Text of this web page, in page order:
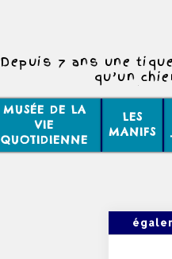
Depuis 7 ans une
qu’un
Une
Chic !
et elle se
C’était
MUSÉE DE LA
VIE
QUOTIDIENNE
LES
MANIFS